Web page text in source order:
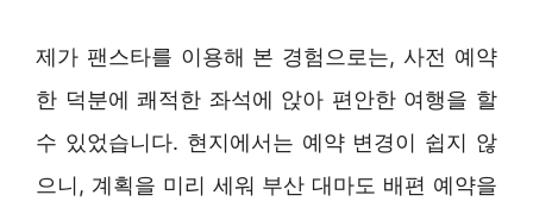
제가 팬스타를 이용해 본 경험으로는, 사전 예약
한 덕분에 쾌적한 좌석에 앉아 편안한 여행을 할
수 있었습니다. 현지에서는 예약 변경이 쉽지 않
으니, 계획을 미리 세워 부산 대마도 배편 예약을